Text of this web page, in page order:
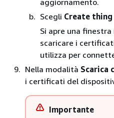
aggiornamento.
Scegli Create
Si apre una
scaricare i
utilizza per
Nella modalità Scarica
i certificati del
Importante